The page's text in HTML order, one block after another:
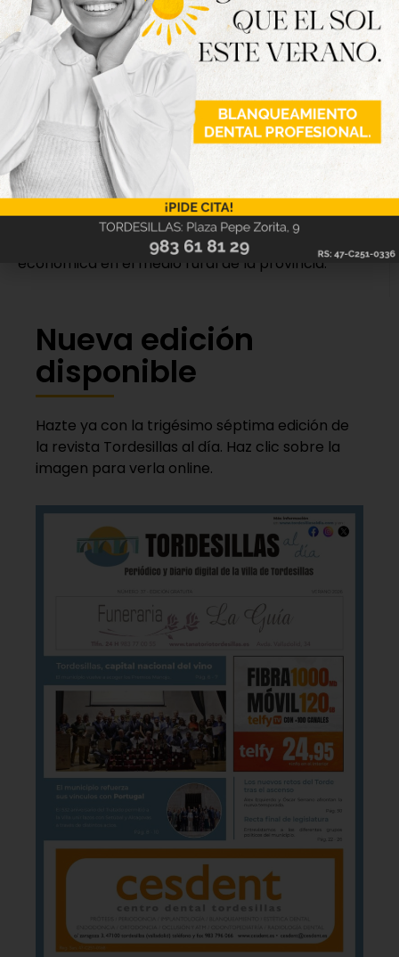
La Diputación de Valladolid destina a esta iniciativa
una inversión de 50.000 euros. Desde su puesta en
marcha, estas campañas han repartido más de
7.200 lotes promocionales y generado un
movimiento económico superior a los 4 millones de
euros.
Con ambas acciones, la Diputación de Valladolid y
FECOSVA refuerzan su compromiso con el
comercio local, la digitalización de los pequeños
negocios y el consumo de proximidad como
herramientas para impulsar la actividad
económica en el medio rural de la provincia.
Nueva edición
disponible
Hazte ya con la trigésimo séptima edición de
la revista Tordesillas al día. Haz clic sobre la
imagen para verla online.